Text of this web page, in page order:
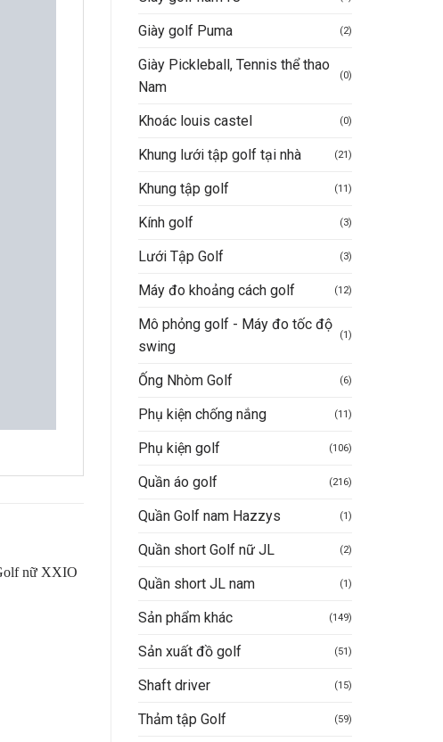
Giày golf Puma (2)
Giày Pickleball, Tennis thể thao
Nam
(0)
Khoác louis castel (0)
Khung lưới tập golf tại nhà (21)
Khung tập golf (11)
Kính golf (3)
Lưới Tập Golf (3)
Máy đo khoảng cách golf (12)
Mô phỏng golf - Máy đo tốc độ
swing
(1)
Ống Nhòm Golf (6)
Phụ kiện chống nắng (11)
Phụ kiện golf (106)
Quần áo golf (216)
Quần Golf nam Hazzys (1)
Quần short Golf nữ JL (2)
Quần short JL nam (1)
Sản phẩm khác (149)
Sản xuất đồ golf (51)
Shaft driver (15)
Thảm tập Golf (59)